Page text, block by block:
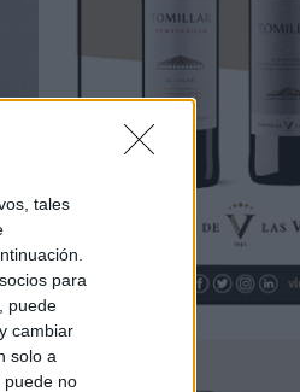
tales
para
puede
cambiar
solo a
puede no